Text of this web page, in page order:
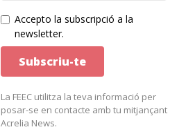
Accepto la subscripció a la
newsletter.
La FEEC utilitza la teva informació per
posar-se en contacte amb tu mitjançant
Acrelia News.